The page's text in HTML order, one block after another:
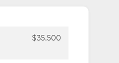
$35.500